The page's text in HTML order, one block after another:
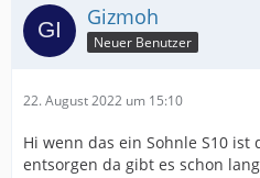
Gizmoh
Neuer Benutzer
22. August 2022 um 15:10
Hi wenn das ein Sohnle S10 ist
entsorgen da gibt es schon